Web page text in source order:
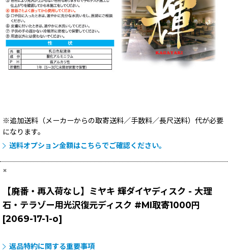
※追加送料（メーカーからの取寄送料／手数料／長尺送料） 代が必要
になります。
送料オプション金額はこちらでご確認ください。
×
【廃番・再入荷なし】ミヤキ 輝ダイヤディスク - 大理
石・テラゾー用光沢復元ディスク #MI取寄1000円
[2069-17-1-o]
返品特約に関する重要事項